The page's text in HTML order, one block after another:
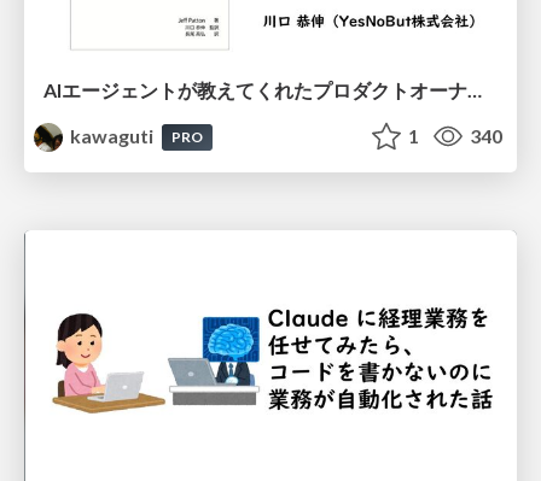
AIエージェントが教えてくれたプロダクトオーナーシップの本質
kawaguti
PRO 1 340